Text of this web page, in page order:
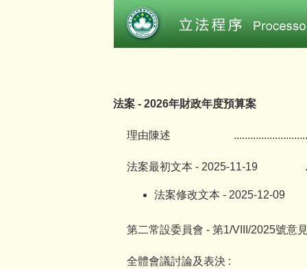
法案 - 2026年財政年度預算案
理由陳述
法案最初文本 - 2025-11-19
法案修改文本 - 2025-12-09
第二常設委員會 - 第1/VIII/2025號意
全體會議討論及表決 :